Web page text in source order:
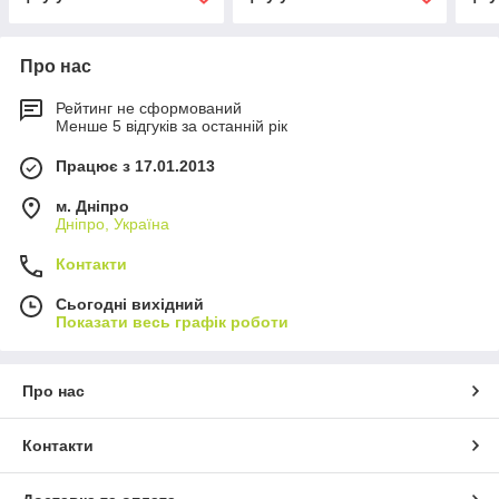
Про нас
Рейтинг не сформований
Менше 5 відгуків за останній рік
Працює з 17.01.2013
м. Дніпро
Дніпро, Україна
Контакти
Сьогодні вихідний
Показати весь графік роботи
Про нас
Контакти